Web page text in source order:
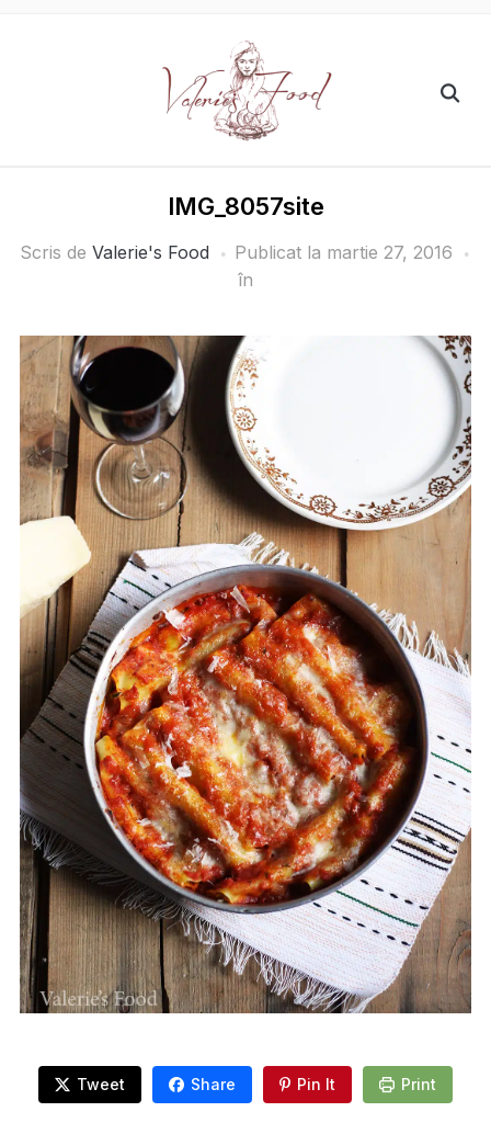
IMG_8057site
Scris de Valerie's Food Publicat la martie 27, 2016
în
Tweet Share Pin It Print